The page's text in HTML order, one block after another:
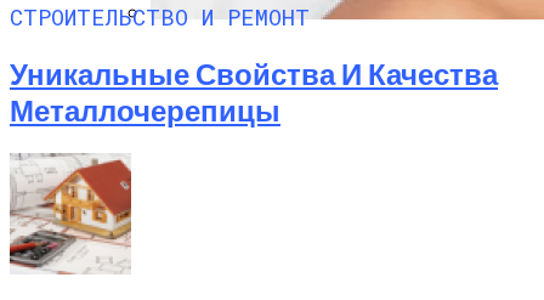
До И После
СТРОИТЕЛЬСТВО И РЕМОНТ
Уникальные Свойства И Качества
Металлочерепицы